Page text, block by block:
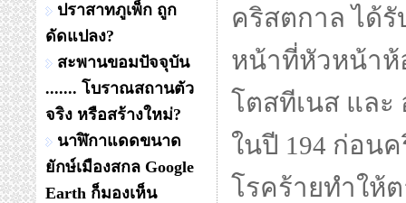
ปราสาทภูเพ็ก ถูก
ดัดแปลง?
สะพานขอมปัจจุบัน
....... โบราณสถานตัว
จริง หรือสร้างใหม่?
นาฬิกาแดดขนาด
ยักษ์เมืองสกล Google
Earth ก็มองเห็น
คริสตกาล ได้รั
หน้าที่หัวหน้าห้
โตสทีเนส และ
ในปี 194 ก่อน
โรคร้ายทำให้